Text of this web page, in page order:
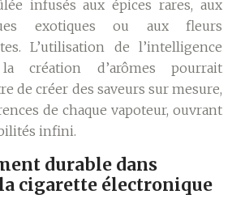
infusés aux épices rares, aux
exotiques ou aux fleurs
L’utilisation de l’intelligence
création d’arômes pourrait
de créer des saveurs sur mesure,
de chaque vapoteur, ouvrant
infini.
durable dans
cigarette électronique